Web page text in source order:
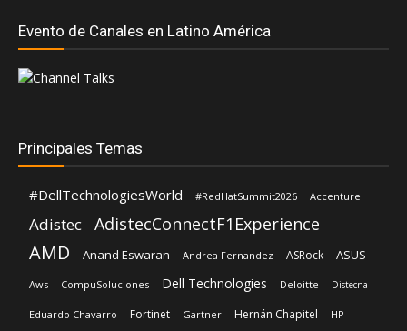
Evento de Canales en Latino América
Principales Temas
#DellTechnologiesWorld #RedHatSummit2026 Accenture
Adistec AdistecConnectF1Experience
AMD Anand Eswaran Andrea Fernandez ASRock ASUS
Aws CompuSoluciones Dell Technologies Deloitte Distecna
Eduardo Chavarro Fortinet Gartner Hernán Chapitel HP